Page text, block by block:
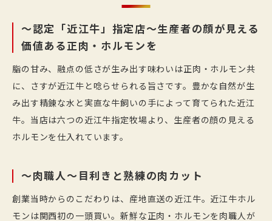
～認定「近江牛」指定店～生産者の顔が見える
価値ある正肉・ホルモンを
脂の甘み、融点の低さが生み出す味わいは正肉・ホルモン共
に、さすが近江牛と唸らせられる旨さです。豊かな自然が生
み出す精錬な水と実直な牛飼いの手によって育てられた近江
牛。当店は六つの近江牛指定牧場より、生産者の顔の見える
ホルモンを仕入れています。
～肉職人～目利きと熟練の肉カット
創業当時からのこだわりは、産地直送の近江牛。近江牛ホル
モンは関西初の一頭買い。新鮮な正肉・ホルモンを肉職人が